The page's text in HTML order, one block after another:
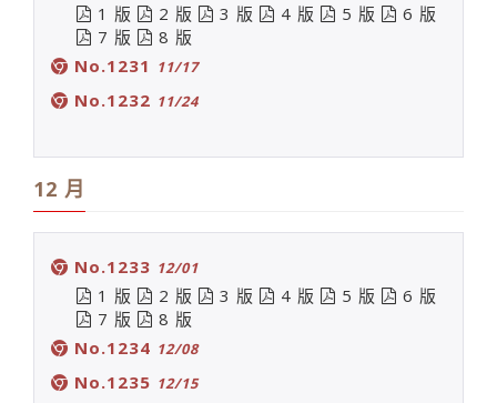
1 版 2 版 3 版 4 版 5 版
6 版
7 版
8 版
No.1231 11/17
No.1232 11/24
12 月
No.1233 12/01
1 版 2 版 3 版 4 版 5 版
6 版
7 版
8 版
No.1234 12/08
No.1235 12/15